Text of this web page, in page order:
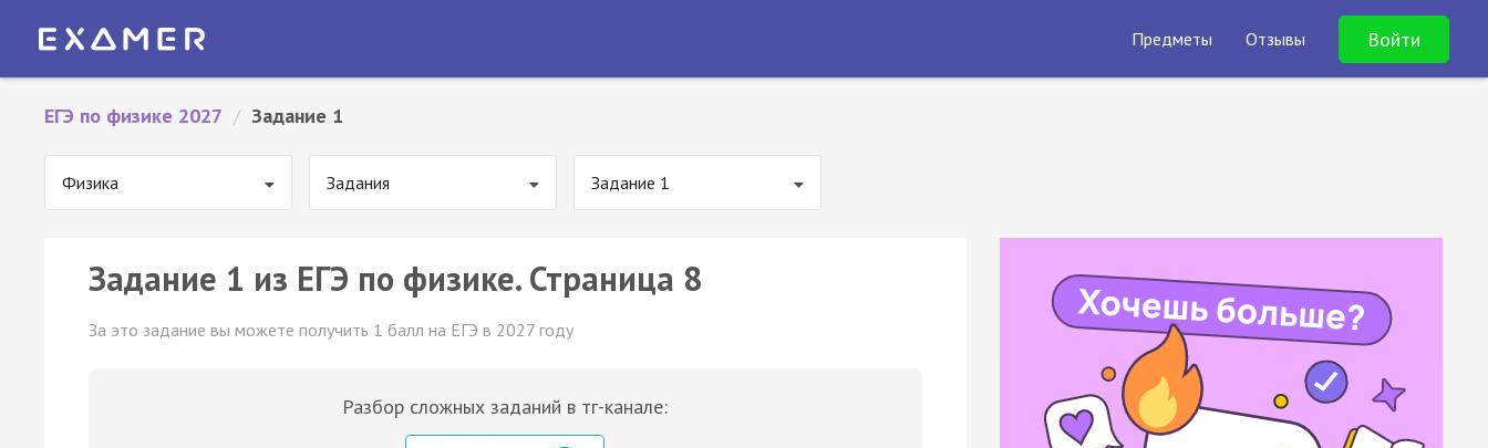
Предметы Отзывы Войти
ЕГЭ по физике 2027 / Задание 1
Физика Задания Задание 1
Задание 1 из ЕГЭ по физике. Страница 8
За это задание вы можете получить 1 балл на ЕГЭ в 2027 году
Разбор сложных заданий в тг-канале: